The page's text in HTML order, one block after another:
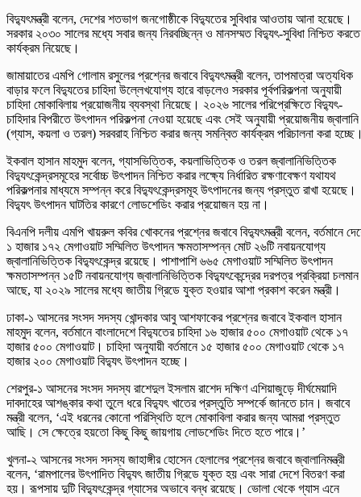
বিদ্যুৎমন্ত্রী বলেন, দেশের শতভাগ জনগোষ্ঠীকে বিদ্যুতের সুবিধার আওতায় আনা হয়েছে।
সরকার ২০৩০ সালের মধ্যে সবার জন্য নিরবচ্ছিন্ন ও মানসম্মত বিদ্যুৎ-সুবিধা নিশ্চিত করতে
কার্যক্রম নিয়েছে।
জামায়াতের এমপি গোলাম রসুলের প্রশ্নের জবাবে বিদ্যুৎমন্ত্রী বলেন, তাপমাত্রা অত্যধিক
বাড়ার ফলে বিদ্যুতের চাহিদা উল্লেখযোগ্য হারে বাড়লেও সরকার পূর্বপরিকল্পনা অনুযায়ী
চাহিদা মোকাবিলায় প্রয়োজনীয় ব্যবস্থা নিয়েছে। ২০২৬ সালের পরিপ্রেক্ষিতে বিদ্যুৎ-
চাহিদার বিপরীতে উৎপাদন পরিকল্পনা নেওয়া হয়েছে এবং সেই অনুযায়ী প্রয়োজনীয় জ্বালানি
(গ্যাস, কয়লা ও তরল) সরবরাহ নিশ্চিত করার জন্য সমন্বিত কার্যক্রম পরিচালনা করা
ইকবাল হাসান মাহমুদ বলেন, গ্যাসভিত্তিক, কয়লাভিত্তিক ও তরল জ্বালানিভিত্তিক
বিদ্যুৎকেন্দ্রসমূহের সর্বোচ্চ উৎপাদন নিশ্চিত করার লক্ষ্যে নির্ধারিত রক্ষণাবেক্ষণ যথাযথ
পরিকল্পনার মাধ্যমে সম্পন্ন করে বিদ্যুৎকেন্দ্রসমূহ উৎপাদনের জন্য প্রস্তুত রাখা হয়েছে।
বিদ্যুৎ উৎপাদন ঘাটতির কারণে লোডশেডিং করার প্রয়োজন হয় না।
বিএনপি দলীয় এমপি খায়রুল কবির খোকনের প্রশ্নের জবাবে বিদ্যুৎমন্ত্রী বলেন, বর্তমানে
১ হাজার ১৭২ মেগাওয়াট সম্মিলিত উৎপাদন ক্ষমতাসম্পন্ন মোট ২৬টি নবায়নযোগ্য
জ্বালানিভিত্তিক বিদ্যুৎকেন্দ্র রয়েছে। পাশাপাশি ৬৬৫ মেগাওয়াট সম্মিলিত উৎপাদন
ক্ষমতাসম্পন্ন ১৫টি নবায়নযোগ্য জ্বালানিভিত্তিক বিদ্যুৎকেন্দ্রের দরপত্র প্রক্রিয়া চলমান
আছে, যা ২০২৯ সালের মধ্যে জাতীয় গ্রিডে যুক্ত হওয়ার আশা প্রকাশ করেন মন্ত্রী।
ঢাকা-১ আসনের সংসদ সদস্য খোন্দকার আবু আশফাকের প্রশ্নের জবাবে ইকবাল হাসান
মাহমুদ বলেন, বর্তমানে বাংলাদেশে বিদ্যুতের চাহিদা ১৬ হাজার ৫০০ মেগাওয়াট থেকে ১৭
হাজার ৫০০ মেগাওয়াট। চাহিদা অনুযায়ী বর্তমানে ১৫ হাজার ৫০০ মেগাওয়াট থেকে ১৭
হাজার ২০০ মেগাওয়াট বিদ্যুৎ উৎপাদন হচ্ছে।
শেরপুর-১ আসনের সংসদ সদস্য রাশেদুল ইসলাম রাশেদ দক্ষিণ এশিয়াজুড়ে দীর্ঘমেয়াদি
দাবদাহের আশঙ্কার কথা তুলে ধরে বিদ্যুৎ খাতের প্রস্তুতি সম্পর্কে জানতে চান। জবাবে
মন্ত্রী বলেন, ‘এই ধরনের কোনো পরিস্থিতি হলে মোকাবিলা করার জন্য আমরা প্রস্তুত
আছি। সে ক্ষেত্রে হয়তো কিছু কিছু জায়গায় লোডশেডিং দিতে হতে পারে।’
খুলনা-২ আসনের সংসদ সদস্য জাহাঙ্গীর হোসেন হেলালের প্রশ্নের জবাবে জ্বালানিমন্ত্রী
বলেন, ‘রামপালের উৎপাদিত বিদ্যুৎ জাতীয় গ্রিডে যুক্ত হয় এবং সারা দেশে বিতরণ করা
হয়। রূপসায় দুটি বিদ্যুৎকেন্দ্র গ্যাসের অভাবে বন্ধ রয়েছে। ভোলা থেকে গ্যাস এনে